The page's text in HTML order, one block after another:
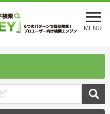
メ
ニ
ュ
を
MENU